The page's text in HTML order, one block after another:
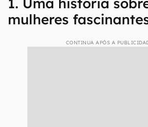
mulheres
CONTINUA APÓS A